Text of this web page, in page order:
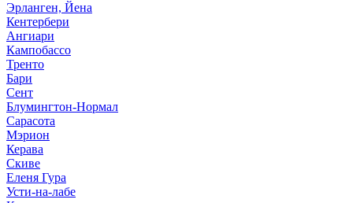
Эрланген, Йена
Кентербери
Ангиари
Кампобассо
Тренто
Бари
Сент
Блумингтон-Нормал
Сарасота
Мэрион
Керава
Скиве
Еленя Гура
Усти-на-лабе